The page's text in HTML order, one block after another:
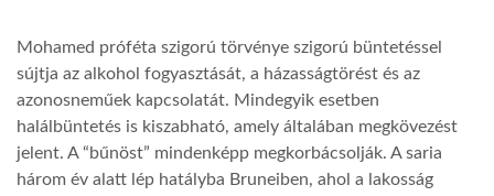
LINKTR.EE
GLOBOZSARU
Mohamed próféta szigorú törvénye szigorú büntetéssel
sújtja az alkohol fogyasztását, a házasságtörést és az
azonosneműek kapcsolatát. Mindegyik esetben
halálbüntetés is kiszabható, amely általában megkövezést
jelent. A “bűnöst” mindenképp megkorbácsolják. A saria
három év alatt lép hatályba Bruneiben, ahol a lakosság